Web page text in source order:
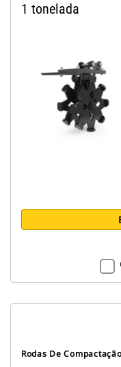
1 tonelada
Rodas De Compactação